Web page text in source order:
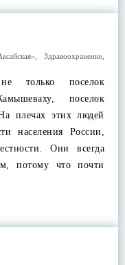
,Здравоохранение
только поселок
поселок
плечах этих людей
населения России,
Они всегда
потому что почти